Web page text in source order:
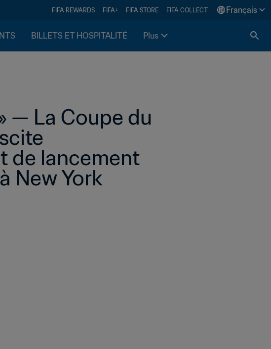
FIFA REWARDS FIFA+ FIFA STORE FIFA COLLECT Français
BILLETS ET HOSPITALITÉ Plus
— La Coupe du
de lancement
New York